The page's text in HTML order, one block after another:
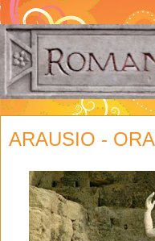
ARAUSIO -